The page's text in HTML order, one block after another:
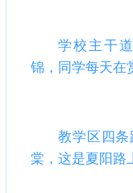
学校主干
锦，同学每天在
教学区四
棠，这是夏阳路